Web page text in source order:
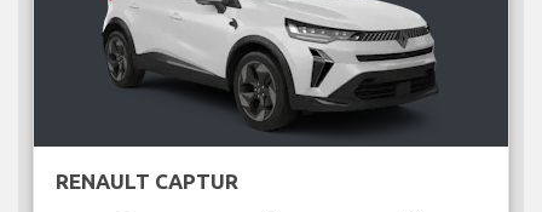
RENAULT CAPTUR